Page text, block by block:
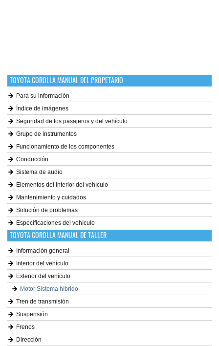
TOYOTA COROLLA MANUAL DEL PROPETARIO
Para su información
Índice de imágenes
Seguridad de los pasajeros y del vehículo
Grupo de instrumentos
Funcionamiento de los componentes
Conducción
Sistema de audio
Elementos del interior del vehículo
Mantenimiento y cuidados
Solución de problemas
Especificaciones del vehículo
TOYOTA COROLLA MANUAL DE TALLER
Información general
Interior del vehículo
Exterior del vehículo
Motor Sistema híbrido
Tren de transmisión
Suspensión
Frenos
Dirección